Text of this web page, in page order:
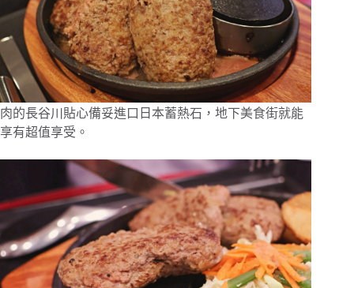
肉的長谷川貼心備妥進口日本蓄熱石，地下美食街就能
享有超值享受。